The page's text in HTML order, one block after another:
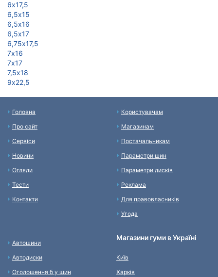
6х17,5
6,5х15
6,5х16
6,5х17
6,75х17,5
7х16
7х17
7,5х18
9х22,5
Головна
Про сайт
Сервіси
Новини
Огляди
Тести
Контакти
Користувачам
Магазинам
Постачальникам
Параметри шин
Параметри дисків
Реклама
Для правовласників
Угода
Автошини
Автодиски
Оголошення б у шин
Магазини гуми в Україні
Київ
Харків